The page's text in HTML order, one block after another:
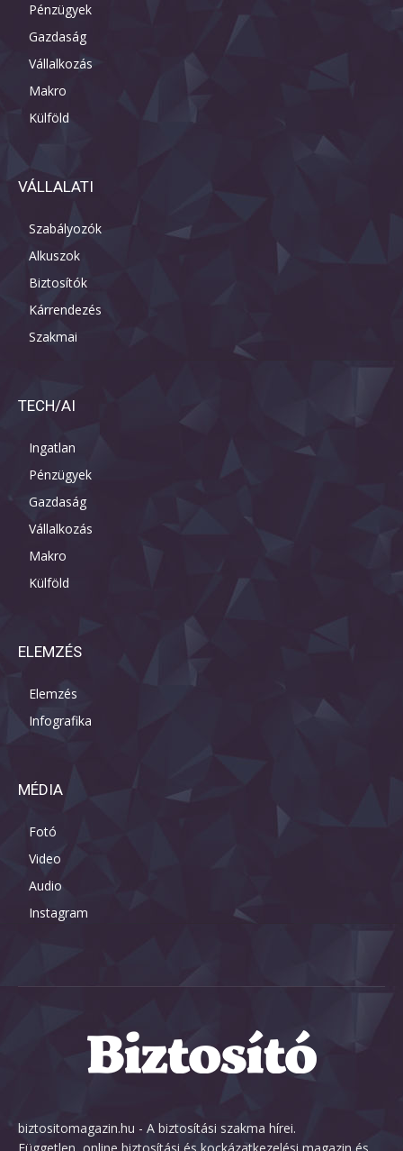
Pénzügyek
Gazdaság
Vállalkozás
Makro
Külföld
VÁLLALATI
Szabályozók
Alkuszok
Biztosítók
Kárrendezés
Szakmai
TECH/AI
Ingatlan
Pénzügyek
Gazdaság
Vállalkozás
Makro
Külföld
ELEMZÉS
Elemzés
Infografika
MÉDIA
Fotó
Video
Audio
Instagram
biztositomagazin.hu - A biztosítási szakma hírei.